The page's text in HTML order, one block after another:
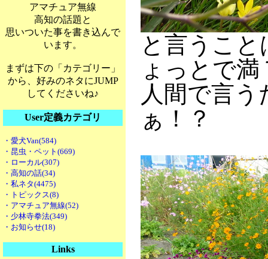
アマチュア無線
高知の話題と
思いついた事を書き込んで
います。
まずは下の「カテゴリー」
から、好みのネタにJUMP
してくださいね♪
User定義カテゴリ
・愛犬Van(584)
・昆虫・ペット(669)
・ローカル(307)
・高知の話(34)
・私ネタ(4475)
・トピックス(8)
・アマチュア無線(52)
・少林寺拳法(349)
・お知らせ(18)
Links
と言うこ
ょっとで満
人間で言
ぁ！？